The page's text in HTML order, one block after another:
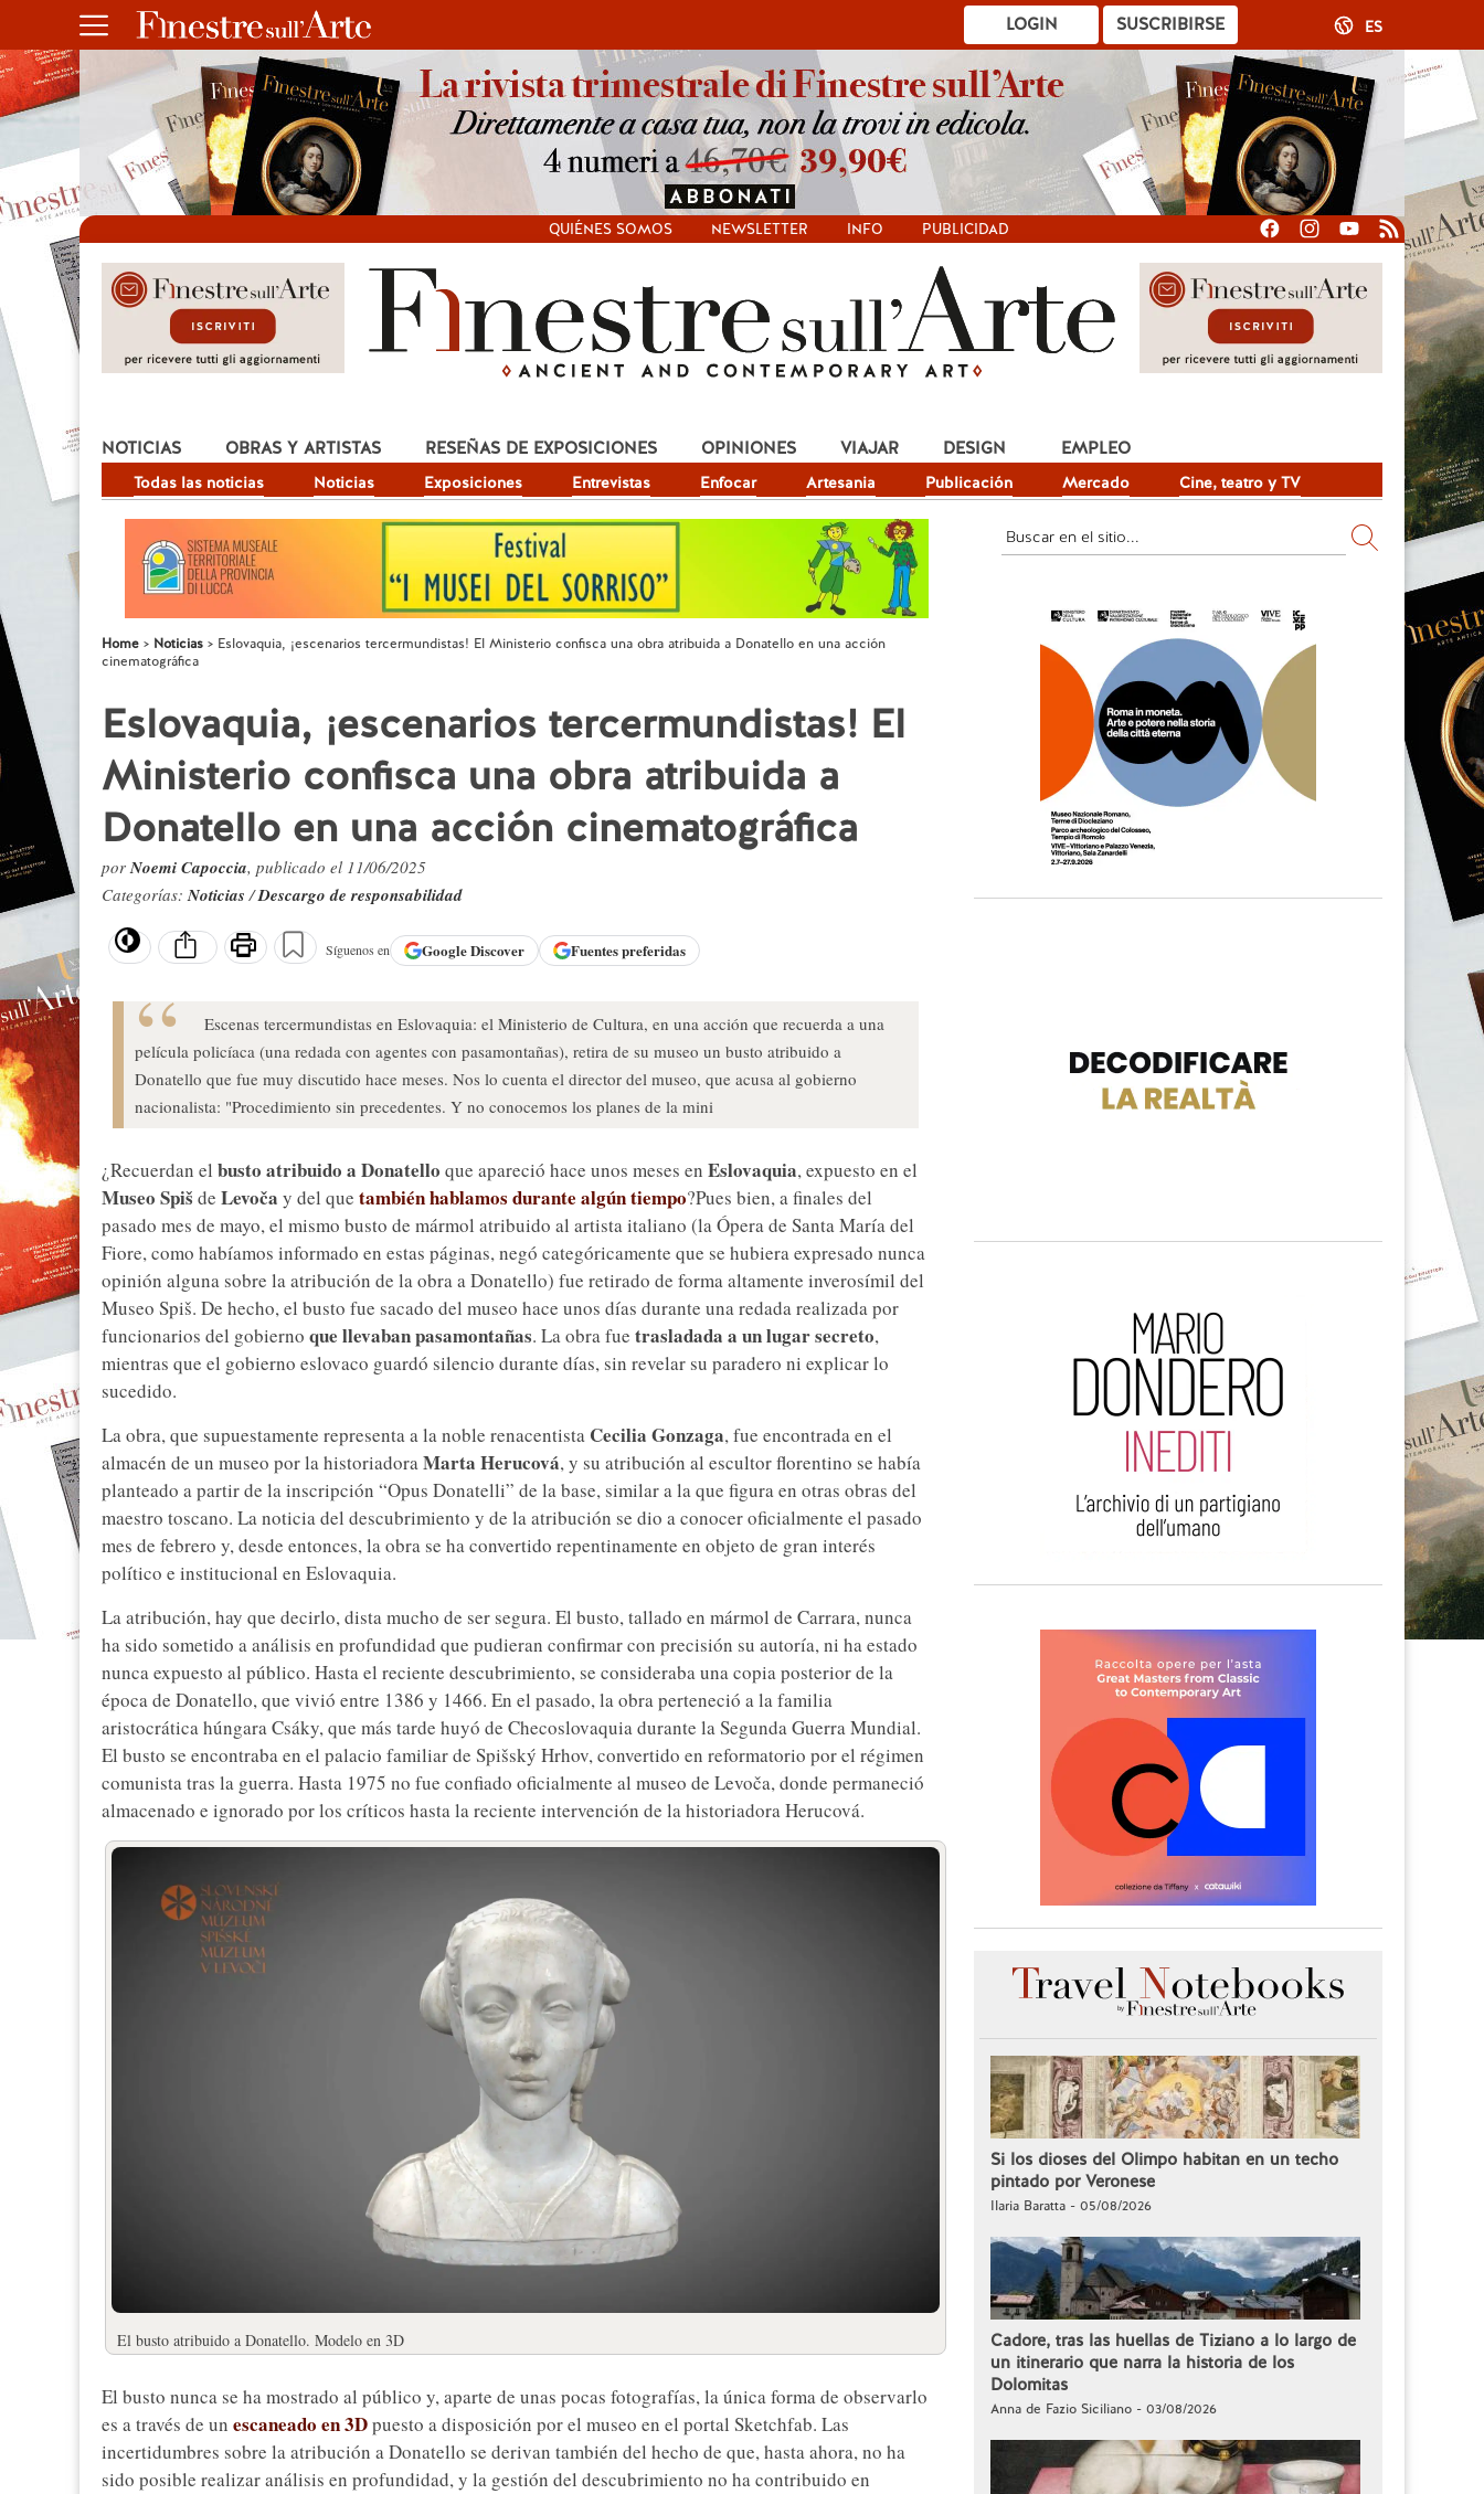
SUSCRIBIRSE
LOGIN ES
QUIÉNES SOMOS NEWSLETTER INFO PUBLICIDAD
NOTICIAS
Todas las noticias Noticias Exposiciones Entrevistas Enfocar Artesania Publicación Mercado Cine, teatro y TV
OBRAS Y ARTISTAS RESEÑAS DE EXPOSICIONES OPINIONES VIAJAR DESIGN EMPLEO
Home Noticias
Eslovaquia, ¡escenarios tercermundistas! El Ministerio confisca una obra atribuida a Donatello en una acción
cinematográfica
Eslovaquia, ¡escenarios tercermundistas! El
Ministerio confisca una obra atribuida a
Donatello en una acción cinematográfica
porNoemi Capoccia, publicado el 11/06/2025
Categorías:Noticias/Descargo de responsabilidad
Síguenos en GoogleDiscover Fuentes preferidas
Escenas tercermundistas en Eslovaquia: el Ministerio de Cultura, en una acción que recuerda a una
película policíaca (una redada con agentes con pasamontañas), retira de su museo un busto atribuido a
Donatello que fue muy discutido hace meses. Nos lo cuenta el director del museo, que acusa al gobierno
nacionalista: "Procedimiento sin precedentes. Y no conocemos los planes de la mini
¿Recuerdan el busto atribuido a Donatello que apareció hace unos meses en Eslovaquia, expuesto en el
Museo Spiš de Levoča y del que también hablamos durante algún tiempo?Pues bien, a finales del
pasado mes de mayo, el mismo busto de mármol atribuido al artista italiano (la Ópera de Santa María del
Fiore, como habíamos informado en estas páginas, negó categóricamente que se hubiera expresado nunca
opinión alguna sobre la atribución de la obra a Donatello) fue retirado de forma altamente inverosímil del
Museo Spiš. De hecho, el busto fue sacado del museo hace unos días durante una redada realizada por
funcionarios del gobierno que llevaban pasamontañas. La obra fue trasladada a un lugar secreto,
mientras que el gobierno eslovaco guardó silencio durante días, sin revelar su paradero ni explicar lo
sucedido.
La obra, que supuestamente representa a la noble renacentista Cecilia Gonzaga, fue encontrada en el
almacén de un museo por la historiadoraMarta Herucová, y su atribución al escultor florentino se había
planteado a partir de la inscripción “Opus Donatelli” de la base, similar a la que figura en otras obras del
maestro toscano. La noticia del descubrimiento y de la atribución se dio a conocer oficialmente el pasado
mes de febrero y, desde entonces, la obra se ha convertido repentinamente en objeto de gran interés
político e institucional en Eslovaquia.
La atribución, hay que decirlo, dista mucho de ser segura. El busto, tallado en mármol de Carrara, nunca
ha sido sometido a análisis en profundidad que pudieran confirmar con precisión su autoría, ni ha estado
nunca expuesto al público. Hasta el reciente descubrimiento, se consideraba una copia posterior de la
época de Donatello, que vivió entre 1386 y 1466. En el pasado, la obra perteneció a la familia
aristocrática húngara Csáky, que más tarde huyó de Checoslovaquia durante la Segunda Guerra Mundial.
El busto se encontraba en el palacio familiar de Spišský Hrhov, convertido en reformatorio por el régimen
comunista tras la guerra. Hasta 1975 no fue confiado oficialmente al museo de Levoča, donde permaneció
almacenado e ignorado por los críticos hasta la reciente intervención de la historiadora Herucová.
El busto atribuido a Donatello. Modelo en 3D
El busto nunca se ha mostrado al público y, aparte de unas pocas fotografías, la única forma de observarlo
es a través de un escaneado en 3Dpuesto a disposición por el museo en el portal Sketchfab. Las
incertidumbres sobre la atribución a Donatello se derivan también del hecho de que, hasta ahora, no ha
sido posible realizar análisis en profundidad, y la gestión del descubrimiento no ha contribuido en
Si los dioses del Olimpo habitan en un techo
pintado por Veronese
Ilaria Baratta - 05/08/2026
Cadore, tras las huellas de Tiziano a lo largo de
un itinerario que narra la historia de los
Dolomitas
Anna de Fazio Siciliano - 03/08/2026